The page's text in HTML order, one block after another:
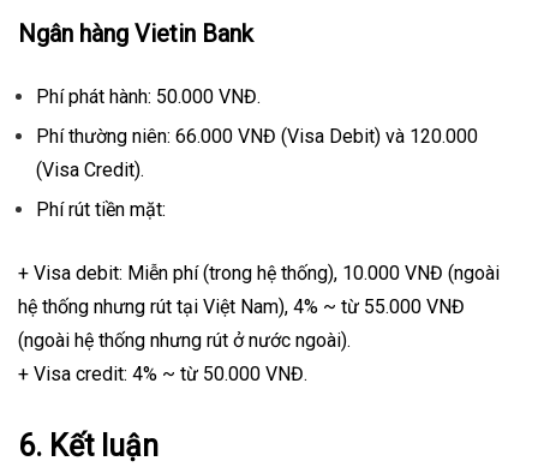
Ngân hàng Vietin Bank
Phí phát hành: 50.000 VNĐ.
Phí thường niên: 66.000 VNĐ (Visa Debit) và 120.000
(Visa Credit).
Phí rút tiền mặt:
+ Visa debit: Miễn phí (trong hệ thống), 10.000 VNĐ (ngoài
hệ thống nhưng rút tại Việt Nam), 4% ~ từ 55.000 VNĐ
(ngoài hệ thống nhưng rút ở nước ngoài).
+ Visa credit: 4% ~ từ 50.000 VNĐ.
6. Kết luận